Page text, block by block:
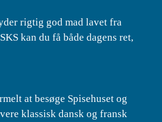
rigtig god mad lavet fra
kan du få både dagens ret,
at besøge Spisehuset og
klassisk dansk og fransk